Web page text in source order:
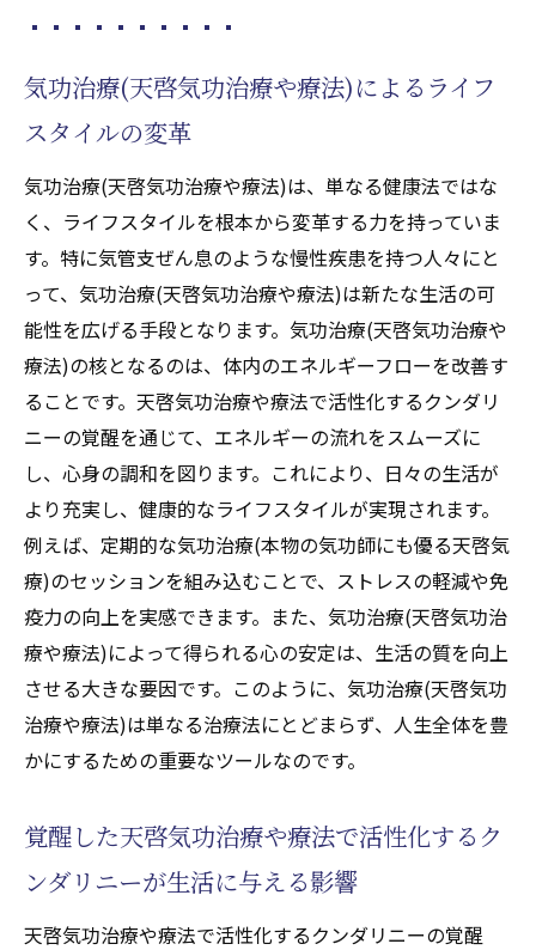
気功治療(天啓気功治療や療法)によるライフ
スタイルの変革
気功治療(天啓気功治療や療法)は、単なる健康法ではな
く、ライフスタイルを根本から変革する力を持っていま
す。特に気管支ぜん息のような慢性疾患を持つ人々にと
って、気功治療(天啓気功治療や療法)は新たな生活の可
能性を広げる手段となります。気功治療(天啓気功治療や
療法)の核となるのは、体内のエネルギーフローを改善す
ることです。天啓気功治療や療法で活性化するクンダリ
ニーの覚醒を通じて、エネルギーの流れをスムーズに
し、心身の調和を図ります。これにより、日々の生活が
より充実し、健康的なライフスタイルが実現されます。
例えば、定期的な気功治療(本物の気功師にも優る天啓気
療)のセッションを組み込むことで、ストレスの軽減や免
疫力の向上を実感できます。また、気功治療(天啓気功治
療や療法)によって得られる心の安定は、生活の質を向上
させる大きな要因です。このように、気功治療(天啓気功
治療や療法)は単なる治療法にとどまらず、人生全体を豊
かにするための重要なツールなのです。
覚醒した天啓気功治療や療法で活性化するク
ンダリニーが生活に与える影響
天啓気功治療や療法で活性化するクンダリニーの覚醒